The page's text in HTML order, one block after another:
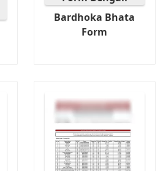
Bardhoka Bhata
Form